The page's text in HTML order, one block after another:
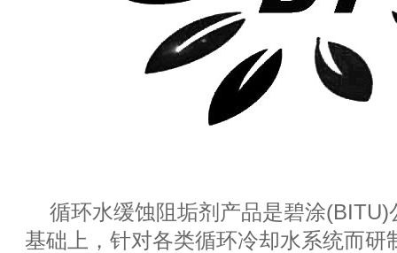
循环水缓蚀阻垢剂产品是碧涂
基础上，针对各类循环冷却水系统而研